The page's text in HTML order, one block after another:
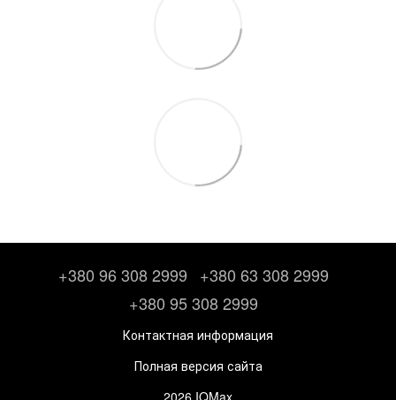
+380 96 308 2999
+380 63 308 2999
+380 95 308 2999
Контактная информация
Полная версия сайта